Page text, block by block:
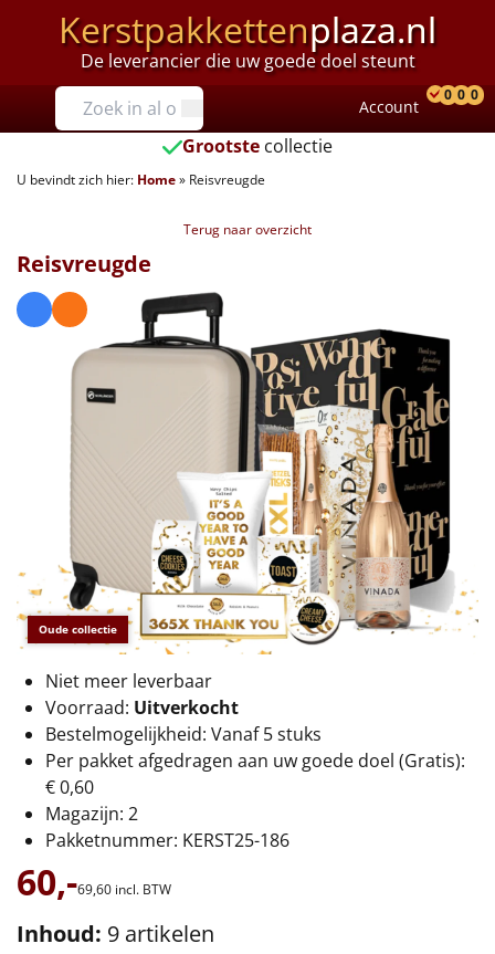
Kerstpakkettenplaza.nl
De leverancier die uw goede doel steunt
Prijzen
Tot €25
€25 tot €35
€40 tot €45
€45 tot €50
€50 tot €55
€55 tot €75
€75 tot €100
€100 en hoger
Alle kerstpakketten 2026
Thema
Origineel
Rituals
Luxe
Mannen
Vrouwen
Account
0 0 0
Grootste collectie
U bevindt zich hier: Home» Reisvreugde
Terug naar overzicht
Oude collectie
Reisvreugde
Niet meer leverbaar
Voorraad: Uitverkocht
Bestelmogelijkheid: Vanaf 5 stuks
Per pakket afgedragen aan uw goede doel (Gratis):
€ 0,60
Magazijn: 2
Pakketnummer: KERST25-186
60,-69,60 incl. BTW
Inhoud: 9 artikelen